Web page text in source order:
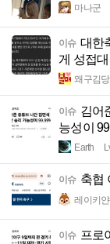
마나군
이슈 대한
게 성접대
왜구김당
이슈 김어
능성이
Earth
이슈 축협
레이키얀
이슈 프로